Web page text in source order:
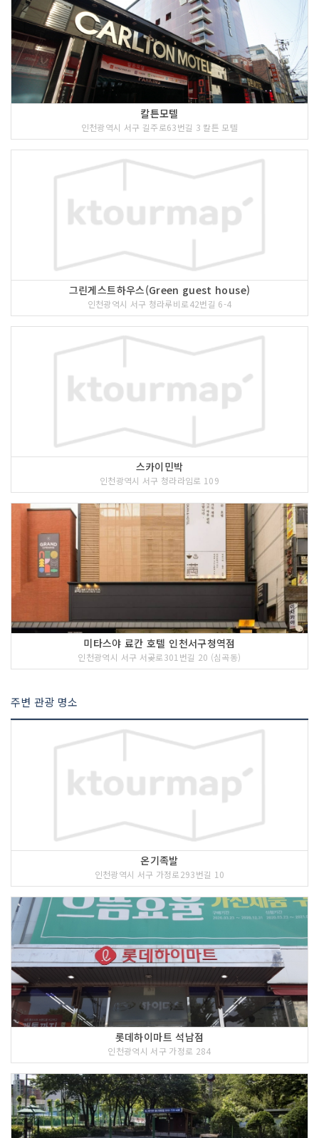
칼튼모텔
인천광역시 서구 길주로63번길 3 칼튼 모텔
그린게스트하우스(Green guest house)
인천광역시 서구 청라루비로42번길 6-4
스카이민박
인천광역시 서구 청라라임로 109
미타스야 료칸 호텔 인천서구청역점
인천광역시 서구 서곶로301번길 20 (심곡동)
주변 관광 명소
온기족발
인천광역시 서구 가정로293번길 10
롯데하이마트 석남점
인천광역시 서구 가정로 284